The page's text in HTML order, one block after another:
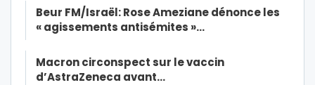
Beur FM/Israël: Rose Ameziane dénonce les
« agissements antisémites »…
Macron circonspect sur le vaccin
d’AstraZeneca avant…